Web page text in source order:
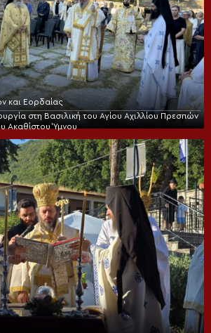
και Εορδαίας
στη Βασιλική του Αγίου Αχιλλίου Πρεσπών
Ακαθίστου Ύμνου